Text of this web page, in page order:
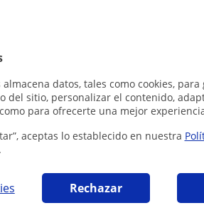
datos, tales como cookies,
del sitio, personalizar el contenido,
para ofrecerte una mejor
aceptas lo establecido en nuestra
.
Rechazar
Onil
Inglés
Doy clases
Me encantan los idiomas y
vivido dos años en Inglaterra y